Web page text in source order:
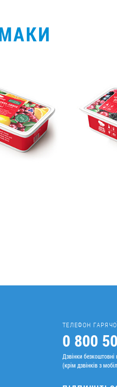
ТЕЛЕФОН
0 800
Дзвінки безкоштовні
(крім дзвінків з